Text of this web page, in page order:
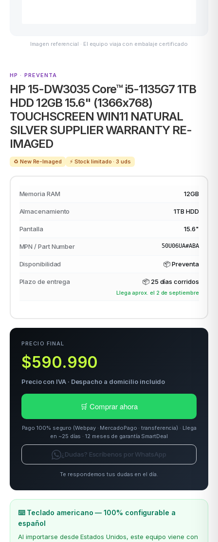
ACER
Imagen referencial · El equipo viaja con embalaje certificado
HP · PREVENTA
HP 15-DW3035 Core™ i5-1135G7 1TB
HDD 12GB 15.6" (1366x768)
TOUCHSCREEN WIN11 NATURAL
SILVER SUPPLIER WARRANTY RE-
IMAGED
♻️ New Re-Imaged ⚡ Stock limitado · 3 uds
Memoria RAM 12GB
Almacenamiento 1TB HDD
Pantalla 15.6"
MPN / Part Number 50U06UA#ABA
Disponibilidad 📦 Preventa
Plazo de entrega 📦 25 días corridos
Llega aprox. el 2 de septiembre
PRECIO FINAL
$590.990
Precio con IVA · Despacho a domicilio incluido
🛒 Comprar ahora
Pago 100% seguro (Webpay · MercadoPago · transferencia) · Llega
en ~25 días · 12 meses de garantía SmartDeal
¿Dudas? Escríbenos por WhatsApp
Te respondemos tus dudas en el día.
⌨️ Teclado americano — 100% configurable a
español
Al importarse desde Estados Unidos, este equipo viene con